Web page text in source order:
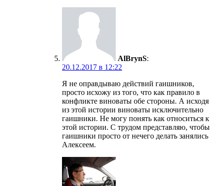
AlBrynS:
20.12.2017 в 12:22
Я не оправдываю действий гаишников,
просто исхожу из того, что как правило в
конфликте виноваты обе стороны. А исходя
из этой истории виноваты исключительно
гаишники. Не могу понять как относиться к
этой истории. С трудом представляю, чтобы
гаишники просто от нечего делать занялись
Алексеем.